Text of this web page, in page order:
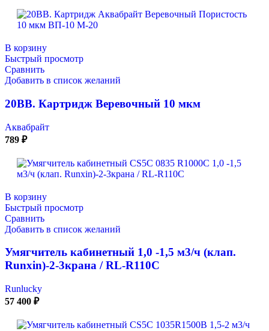
В корзину
Быстрый просмотр
Сравнить
Добавить в список желаний
20ВВ. Картридж Веревочный 10 мкм
Аквабрайт
789 ₽
В корзину
Быстрый просмотр
Сравнить
Добавить в список желаний
Умягчитель кабинетный 1,0 -1,5 м3/ч (клап.
Runxin)-2-3крана / RL-R110C
Runlucky
57 400 ₽